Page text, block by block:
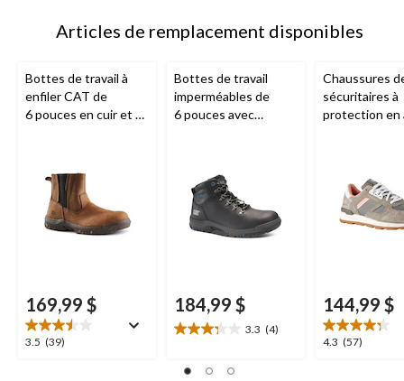
Articles de remplacement disponibles
Bottes de travail à
enfiler CAT de
6 pouces en cuir et à
169,99 $
3.5 (39)
3.5
Bottes de travail
imperméables de
6 pouces avec
184,99 $
3.3 (4)
3.3
sur
Chaussures
sécuritaires à
protection en
144,99 $
4.3 (57)
4.3